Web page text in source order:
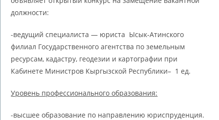
должности:
-ведущий специалиста — юриста Ысык-Атинского
филиал Государственного агентства по земельным
ресурсам, кадастру, геодезии и картографии при
Кабинете Министров Кыргызской Республики– 1 ед.
Уровень профессионального образования:
-высшее образование по направлению юриспруденция.